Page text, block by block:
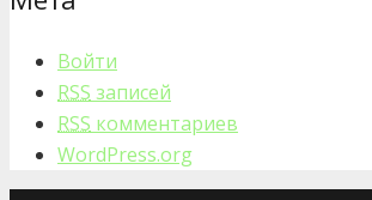
Войти
RSS записей
RSS комментариев
WordPress.org